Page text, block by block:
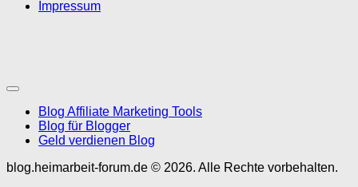
Impressum
Blog Affiliate Marketing Tools
Blog für Blogger
Geld verdienen Blog
blog.heimarbeit-forum.de © 2026. Alle Rechte vorbehalten.